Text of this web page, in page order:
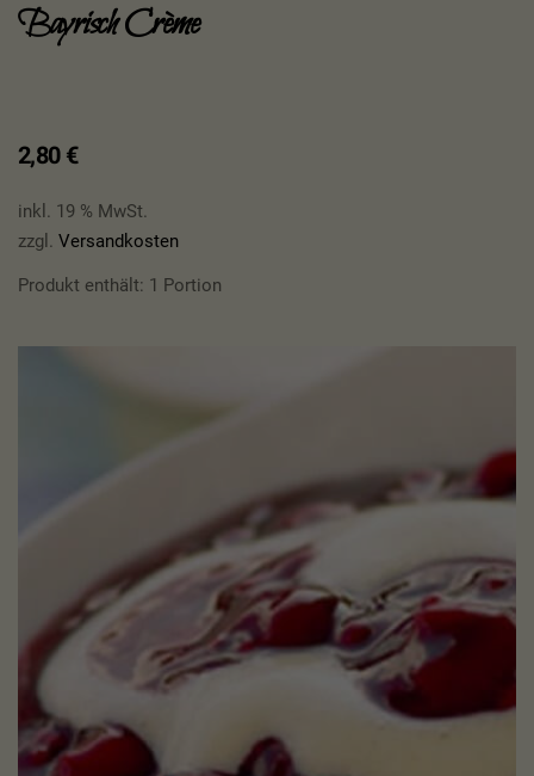
Bayrisch Crème
2,80 €
inkl. 19 % MwSt.
zzgl. Versandkosten
Produkt enthält: 1 Portion